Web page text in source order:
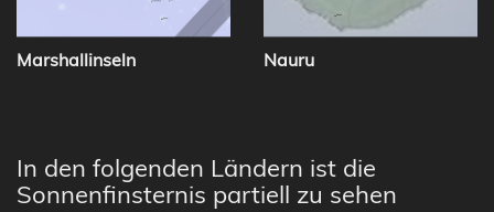
Marshallinseln Nauru
In den folgenden Ländern ist die
Sonnenfinsternis partiell zu sehen